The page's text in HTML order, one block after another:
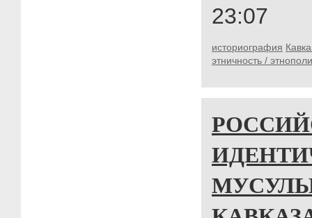
23:07
историография
этничность /